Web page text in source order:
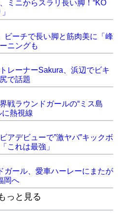
ミニからスラリ長い脚！“KO
ビーチで長い脚と筋肉美に「峰
ニングも
レーナーSakura、浜辺でビキ
で話題
戦ラウンドガールの“ミス島
に熱視線
アデビューで”激ヤバ”キックボ
これは最強」
ガール、愛車ハーレーにまたが
岡へ
っと見る